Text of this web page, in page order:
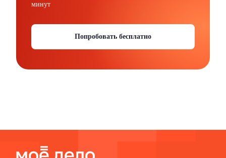
минут
Попробовать бесплатно